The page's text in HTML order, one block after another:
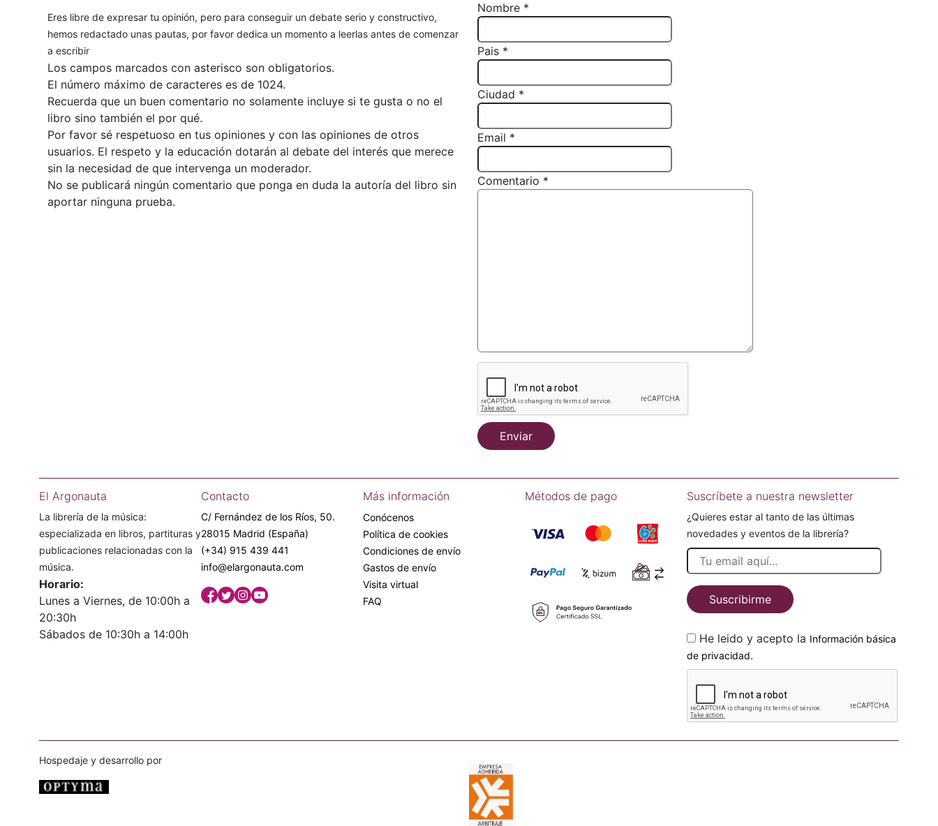
Eres libre de expresar tu opinión, pero para conseguir un debate serio y constructivo,
hemos redactado unas pautas, por favor dedica un momento a leerlas antes de comenzar
a escribir
Los campos marcados con asterisco son obligatorios.
El número máximo de caracteres es de 1024.
Recuerda que un buen comentario no solamente incluye si te gusta o no el
libro sino también el por qué.
Por favor sé respetuoso en tus opiniones y con las opiniones de otros
usuarios. El respeto y la educación dotarán al debate del interés que merece
sin la necesidad de que intervenga un moderador.
No se publicará ningún comentario que ponga en duda la autoría del libro sin
aportar ninguna prueba.
Nombre *
Pais *
Ciudad *
Email *
Comentario *
Enviar
El Argonauta
La librería de la música:
especializada en libros, partituras y
publicaciones relacionadas con la
música.
Horario:
Lunes a Viernes, de 10:00h a
20:30h
Sábados de 10:30h a 14:00h
Contacto
C/ Fernández de los Ríos, 50.
28015 Madrid (España)
(+34) 915 439 441
info@elargonauta.com
Más información
Conócenos
Política de cookies
Condiciones de envío
Gastos de envío
Visita virtual
FAQ
Métodos de pago Suscríbete a nuestra newsletter
¿Quieres estar al tanto de las últimas
novedades y eventos de la librería?
Suscribirme
He leido y acepto la Información básica
de privacidad.
Hospedaje y desarrollo por